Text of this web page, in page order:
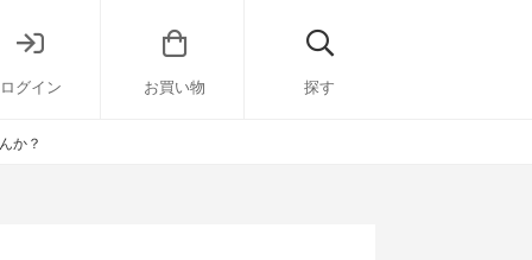
ログイン お買い物 探す
か？